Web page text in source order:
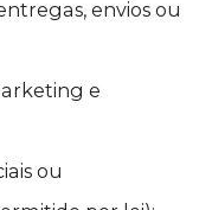
envios ou
e
ou